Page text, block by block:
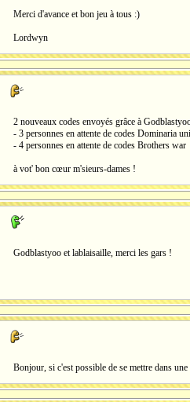
Merci d'avance et bon jeu à tous :)
Lordwyn
2 nouveaux codes envoyés grâce à
- 3 personnes en attente de codes Dominaria
- 4 personnes en attente de codes Brothers war
à vot' bon cœur m'sieurs-dames !
Godblastyoo et lablaisaille, merci les gars !
Bonjour, si c'est possible de se mettre dans